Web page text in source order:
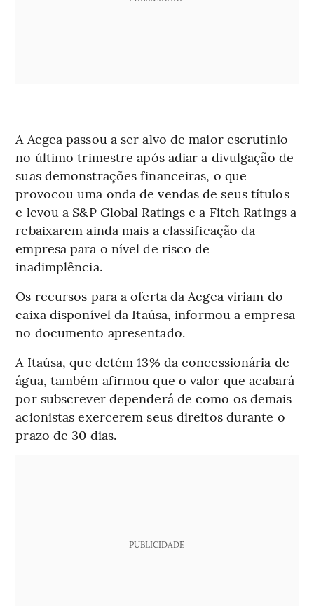
A Aegea passou a ser alvo de maior escrutínio
no último trimestre após adiar a divulgação de
suas demonstrações financeiras, o que
provocou uma onda de vendas de seus títulos
e levou a S&P Global Ratings e a Fitch Ratings a
rebaixarem ainda mais a classificação da
empresa para o nível de risco de
inadimplência.
Os recursos para a oferta da Aegea viriam do
caixa disponível da Itaúsa, informou a empresa
no documento apresentado.
A Itaúsa, que detém 13% da concessionária de
água, também afirmou que o valor que acabará
por subscrever dependerá de como os demais
acionistas exercerem seus direitos durante o
prazo de 30 dias.
PUBLICIDADE